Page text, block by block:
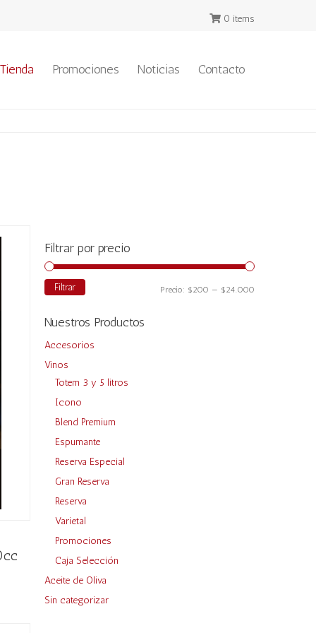
0 items
Tienda Promociones Noticias Contacto
Filtrar por precio
Precio
Precio
Filtrar Precio: $200 — $24.000
Nuestros Productos
Accesorios
Vinos
Totem 3 y 5 litros
Icono
Blend Premium
Espumante
Reserva Especial
Gran Reserva
Reserva
Varietal
Promociones
Caja Selección
Aceite de Oliva
Sin categorizar